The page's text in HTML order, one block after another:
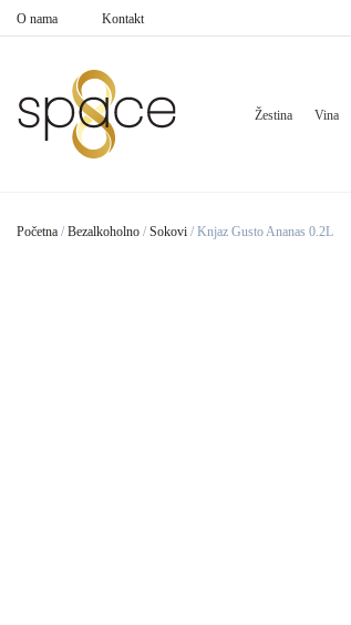
O nama Kontakt
Žestina Vina
Početna / Bezalkoholno / Sokovi / Knjaz Gusto Ananas 0.2L